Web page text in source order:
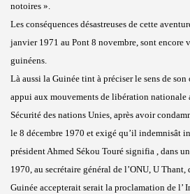
notoires ».
Les conséquences désastreuses de cette
janvier 1971 au Pont 8 novembre, sont encore
guinéens.
Là aussi la Guinée tint à préciser le sens de
appui aux mouvements de libération
Sécurité des nations Unies, après avoir
le 8 décembre 1970 et exigé qu’il indemnisât
président Ahmed Sékou Touré signifia , dans
1970, au secrétaire général de l’ONU, U
Guinée accepterait serait la proclamation de l’